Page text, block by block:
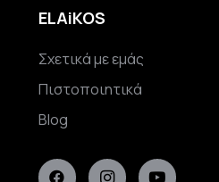
ELAiKOS
Σχετικά με εμάς
Πιστοποιητικά
Blog